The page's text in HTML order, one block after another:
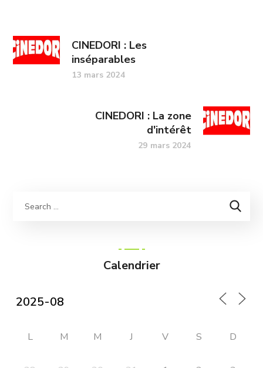
CINEDORI : Les
inséparables
13 mars 2024
CINEDORI : La zone
d'intérêt
29 mars 2024
Calendrier
L M M J V S D